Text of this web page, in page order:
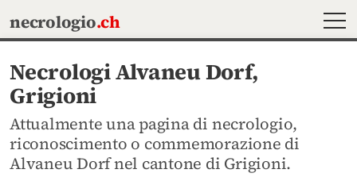
necrologio.ch
Necrologi Alvaneu Dorf,
Grigioni
Attualmente una pagina di necrologio,
riconoscimento o commemorazione di
Alvaneu Dorf nel cantone di Grigioni.